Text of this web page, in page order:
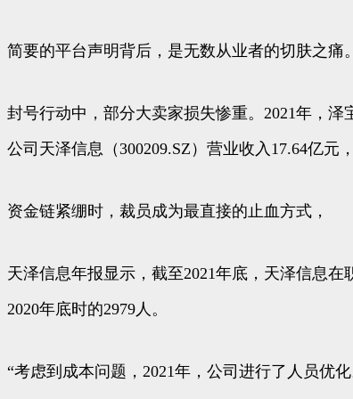
简要的平台声明背后，是无数从业者的切肤之痛。
封号行动中，部分大卖家损失惨重。2021年，泽
公司天泽信息（300209.SZ）营业收入17.64亿元
资金链紧绷时，裁员成为最直接的止血方式，
天泽信息年报显示，截至2021年底，天泽信息
2020年底时的2979人。
“考虑到成本问题，2021年，公司进行了人员优